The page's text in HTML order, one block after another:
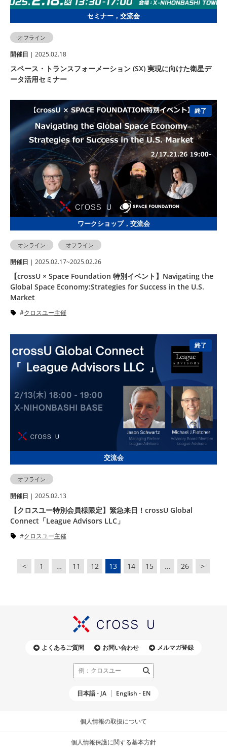
セミナー，交流会
オフライン
開催⽇ | 2025.02.18
スペース・トランスフォーメーション (SX) 実現に向けた衛星デ
ータ活用セミナー
終了
ワークショップ，交流会
オンライン オフライン
開催⽇ | 2025.02.17~2025.02.26
【crossU × Space Foundation 特別イベント】Navigating the
Global Space Economy:Strategies for Success in the U.S.
Market
クロスユー主催
終了
交流会
オフライン
開催⽇ | 2025.02.13
【クロスユー特別会員様限定】緊急来日！crossU Global
Connect「League Advisors LLC」
クロスユー主催
< 1 … 11 12 13 14 15 … 26 >
よくあるご質問 お問い合わせ メルマガ登録
日本語 - JA English - EN
個人情報の取扱について
個人情報保護に関する基本方針